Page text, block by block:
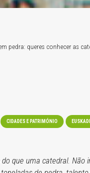
pedra: queres conhecer as
CIDADES E PATRIMÓNIO EUSKADI
que uma catedral.